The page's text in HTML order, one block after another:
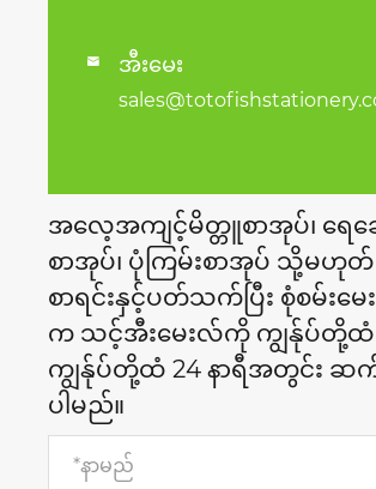
 အီးမေး
အလေ့အကျင့်မိတ္တူစာအုပ်၊ ရေဆ
စာအုပ်၊ ပုံကြမ်းစာအုပ် သို့မဟုတ်
စာရင်းနှင့်ပတ်သက်ပြီး စုံစမ်းမေး
က သင့်အီးမေးလ်ကို ကျွန်ုပ်တို့ထံ ထ
ကျွန်ုပ်တို့ထံ 24 နာရီအတွင်း ဆ
ပါမည်။